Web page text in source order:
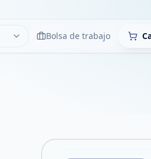
LimpiarBolsa de trabajo
Compartir producto
Compartir por WhatsApp